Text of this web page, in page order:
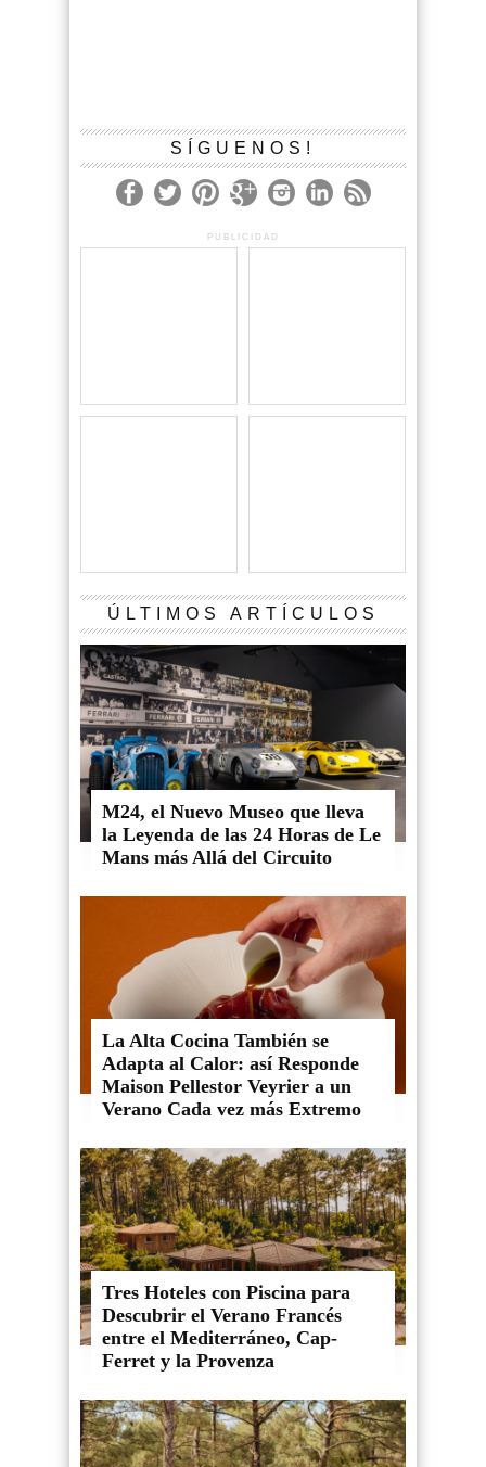
SÍGUENOS!
PUBLICIDAD
ÚLTIMOS ARTÍCULOS
M24, el Nuevo Museo que lleva
la Leyenda de las 24 Horas de Le
Mans más Allá del Circuito
La Alta Cocina También se
Adapta al Calor: así Responde
Maison Pellestor Veyrier a un
Verano Cada vez más Extremo
Tres Hoteles con Piscina para
Descubrir el Verano Francés
entre el Mediterráneo, Cap-
Ferret y la Provenza